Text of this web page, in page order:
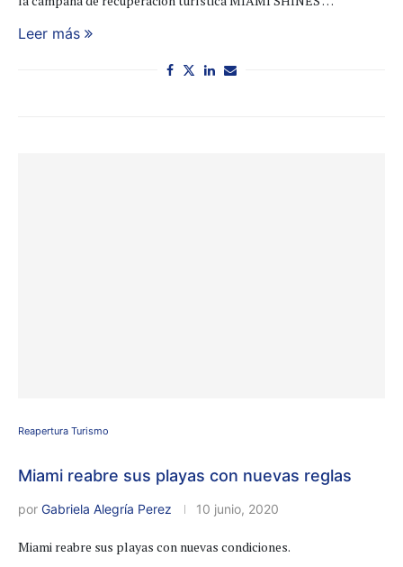
Leer más
Reapertura Turismo
Miami reabre sus playas con nuevas reglas
por Gabriela Alegría Perez 10 junio, 2020
Miami reabre sus playas con nuevas condiciones.